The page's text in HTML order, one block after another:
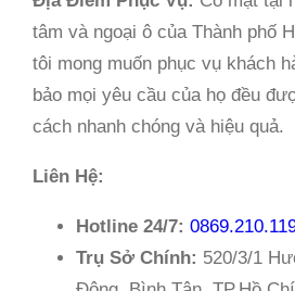
tâm và ngoại ô của Thành phố
tôi mong muốn phục vụ khách
bảo mọi yêu cầu của họ đều
cách nhanh chóng và hiệu quả.
Liên Hệ:
Hotline 24/7:
Trụ Sở Chính: 520/3/1